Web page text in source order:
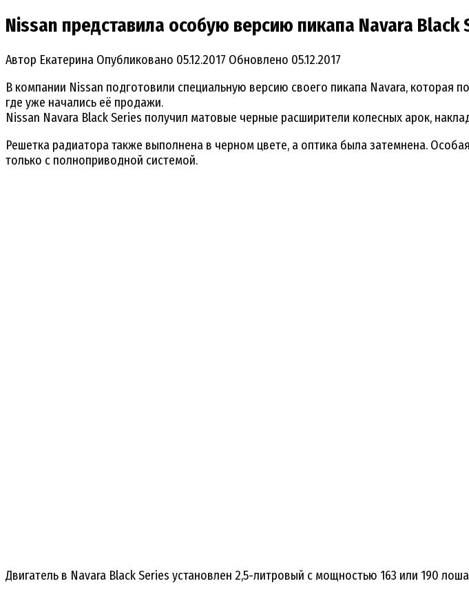
Nissan представила особую версию пикапа Navara Black
Автор Екатерина Опубликовано 05.12.2017 Обновлено 05.12.2017
В компании Nissan подготовили специальную версию своего пикапа Navara, которая
где уже начались её продажи.
Nissan Navara Black Series получил матовые черные расширители колесных арок,
Решетка радиатора также выполнена в черном цвете, а оптика была затемнена.
только с полноприводной системой.
Двигатель в Navara Black Series установлен 2,5-литровый с мощностью 163 или 190